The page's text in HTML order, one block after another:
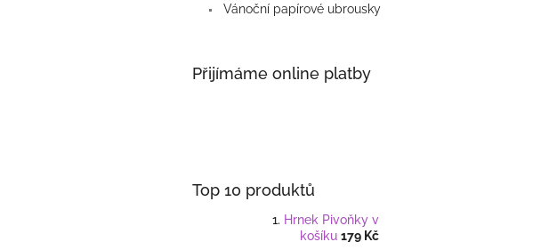
Vánoční papírové ubrousky
Přijímáme online platby
Top 10 produktů
Hrnek Pivoňky v
košíku 179 Kč